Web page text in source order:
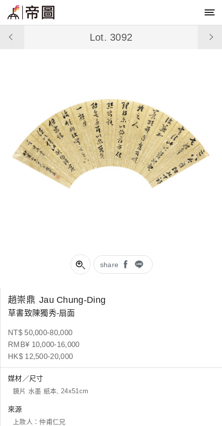
share
Lot. 3092
趙崇鼎 Jau Chung-Ding
草書致陳獨秀-扇面
NT$ 50,000-80,000
RMB¥ 10,000-16,000
HK$ 12,500-20,000
媒材／尺寸
鏡片 水墨 紙本, 24x51cm
來源
上款人：仲甫仁兄